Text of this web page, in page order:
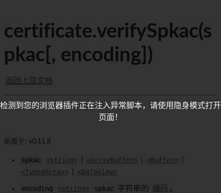
certificate.verifySpkac(s
pkac[, encoding])
返回上层文档
新增于: v0.11.8
spkac <string> <ArrayBuffer> <Buffer>
<TypedArray>
<DataView>
encoding <string> spkac 字符串的 编码 。
检测到您的浏览器插件正在注入异常脚本，请使用隐身模式打开
页面！